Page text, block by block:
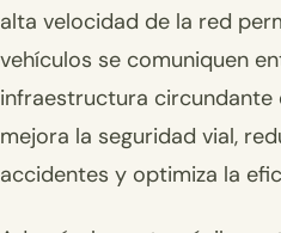
alta velocidad de la red
vehículos se comuniquen
infraestructura circundante
mejora la seguridad vial,
accidentes y optimiza la